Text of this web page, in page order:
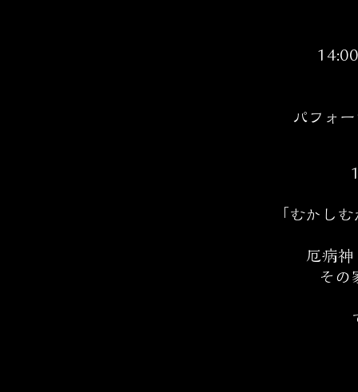
パフォ
「むかし
厄病
その